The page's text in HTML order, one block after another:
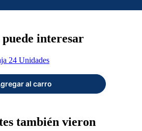
interesar
24 Unidades
también vieron